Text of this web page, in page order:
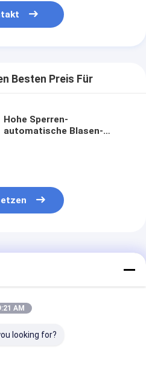
Besten Preis Für
Hohe Sperren-
automatische Blasen-
AM
looking for?